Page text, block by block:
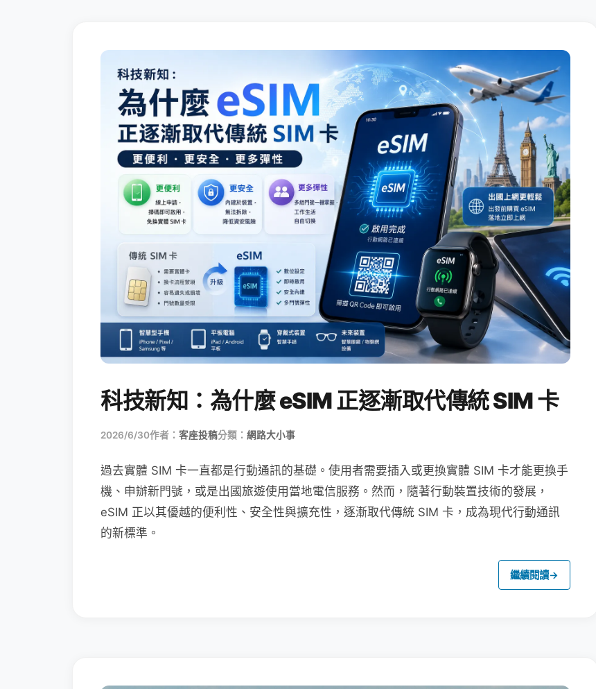
科技新知：為什麼 eSIM 正逐漸取代傳統 SIM 卡
2026/6/30作者： 客座投稿分類： 網路大小事
過去實體 SIM 卡一直都是行動通訊的基礎。使用者需要插入或更換實體 SIM 卡才能更換手
機、申辦新門號，或是出國旅遊使用當地電信服務。然而，隨著行動裝置技術的發展，
eSIM 正以其優越的便利性、安全性與擴充性，逐漸取代傳統 SIM 卡，成為現代行動通訊
的新標準。
繼續閱讀→